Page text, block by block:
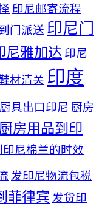
印尼邮寄流程
门派送 印尼门
尼雅加达 印尼
材清关 印度
厨具出口印尼 厨房
厨房用品到印
印尼棉兰的时效
发印尼物流包税
菲律宾 发货印